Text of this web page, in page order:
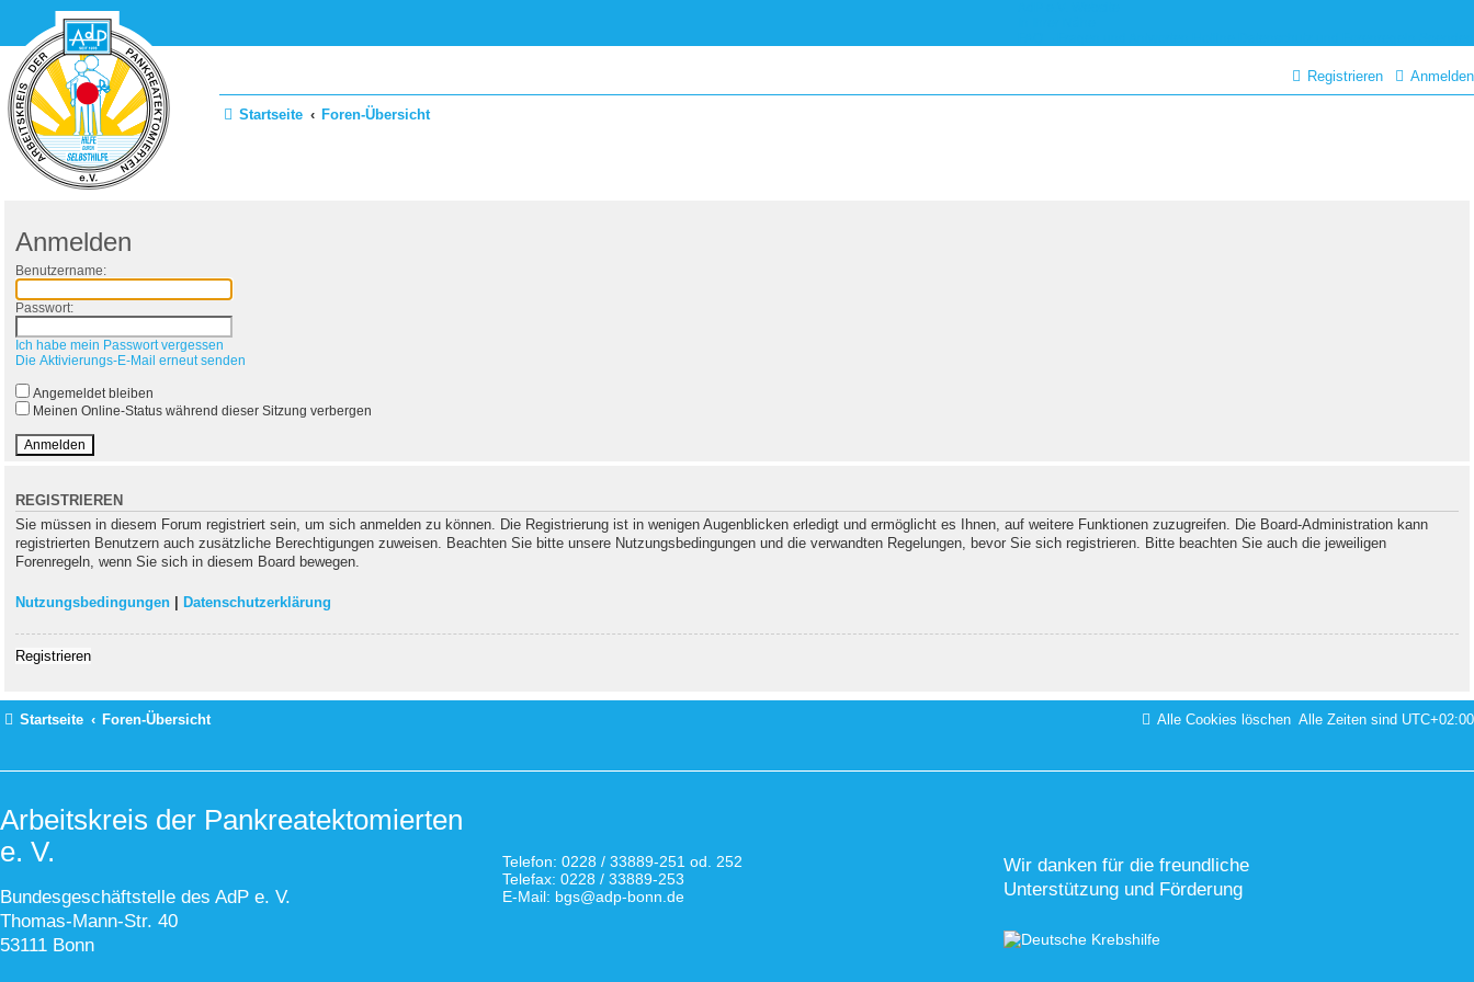
Zum Inhalt
Anmelden
Registrieren
Startseite Foren-Übersicht
Anmelden
Benutzername:
Passwort:
Ich habe mein Passwort vergessen
Die Aktivierungs-E-Mail erneut senden
Angemeldet bleiben
Meinen Online-Status während dieser Sitzung verbergen
REGISTRIEREN
Sie müssen in diesem Forum registriert sein, um sich anmelden zu können. Die Registrierung ist in wenigen Augenblicken erledigt und ermöglicht es Ihnen, auf weitere Funktionen zuzugreifen. Die Board-Administration kann
registrierten Benutzern auch zusätzliche Berechtigungen zuweisen. Beachten Sie bitte unsere Nutzungsbedingungen und die verwandten Regelungen, bevor Sie sich registrieren. Bitte beachten Sie auch die jeweiligen
Forenregeln, wenn Sie sich in diesem Board bewegen.
Nutzungsbedingungen Datenschutzerklärung
Registrieren
Startseite Foren-Übersicht Alle Zeiten sind UTC+02:00
Alle Cookies löschen
Arbeitskreis der Pankreatektomierten
e. V.
Bundesgeschäftstelle des AdP e. V.
Thomas-Mann-Str. 40
53111 Bonn
Telefon: 0228 / 33889-251 od. 252
Telefax: 0228 / 33889-253
E-Mail: bgs@adp-bonn.de
Wir danken für die freundliche
Unterstützung und Förderung